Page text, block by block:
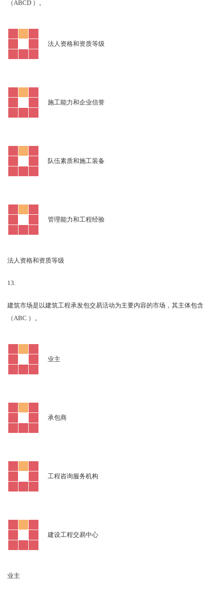
（ABCD ）。
法人资格和资质等级
施工能力和企业信誉
队伍素质和施工装备
管理能力和工程经验
法人资格和资质等级
13.
建筑市场是以建筑工程承发包交易活动为主要内容的市场，其主体包含
（ABC ）。
业主
承包商
工程咨询服务机构
建设工程交易中心
业主